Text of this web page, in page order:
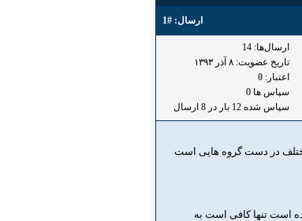
ارسال: #1
ارسال‌ها: 14
تاریخ عضویت: ۸ آذر ۱۳۹۳
اعتبار: 0
سپاس ها 0
سپاس شده 12 بار در 8 ارسال
مختلف در دست گروه هایی است
است تنها کافی است به